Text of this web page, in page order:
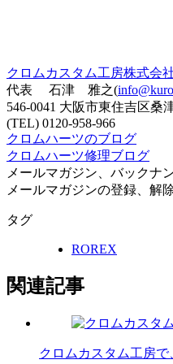
クロムカスタム工房株式会
代表 石津 雅之(
546-0041 大阪市東住吉区桑
(TEL) 0120-958-966
クロムハーツのブログ
クロムハーツ修理ブログ
メールマガジン、バックナ
メールマガジンの登録、解
タグ
ROREX
関連記事
クロムカスタム工房